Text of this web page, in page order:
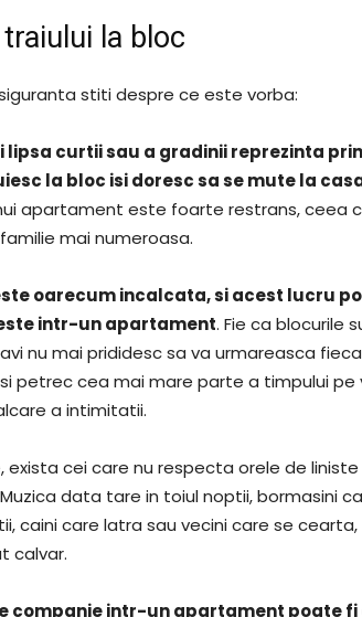
la bloc
stiti despre ce este vorba:
lipsa curtii sau a gradinii reprezinta
la bloc isi doresc sa se mute la
apartament este foarte restrans, ceea
mai numeroasa.
oarecum incalcata, si acest lucru
intr-un apartament. Fie ca blocurile
nu mai prididesc sa va urmareasca
petrec cea mai mare parte a timpului pe
a intimitatii.
exista cei care nu respecta orele de
data tare in toiul noptii, bormasini
caini care latra sau vecini care se
calvar.
companie intr-un apartament poate